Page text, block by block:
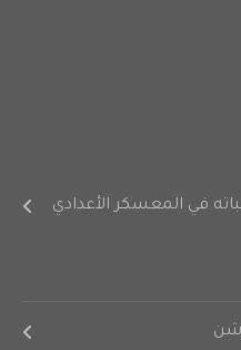
تدريباته في المعسكر الأعدادي